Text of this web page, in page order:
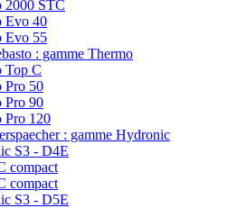
2000 STC
Evo 40
Evo 55
: gamme Thermo
Top C
Pro 50
Pro 90
Pro 120
: gamme Hydronic
S3 - D4E
compact
compact
S3 - D5E